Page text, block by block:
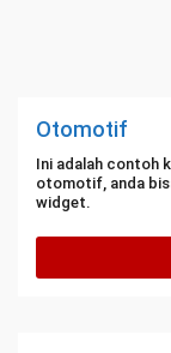
Otomotif
Ini adalah contoh
otomotif, anda
widget.